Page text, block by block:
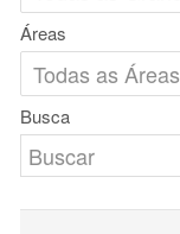
Áreas
Busca